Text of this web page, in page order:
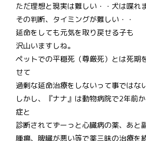
ただ理想と現実は難しい・・犬は喋れ
その判断、タイミングが難しい・・
延命をしても元気を取り戻せる子も
沢山いますしね。
ペットでの平穏死（尊厳死）とは死期
せて
過剰な延命治療をしないって事ではな
しかし、『ナナ』は動物病院で2年前
症と
診断されてずーっと心臓病の薬、あと
腫瘍、脾臓が悪い等で薬三昧の治療を